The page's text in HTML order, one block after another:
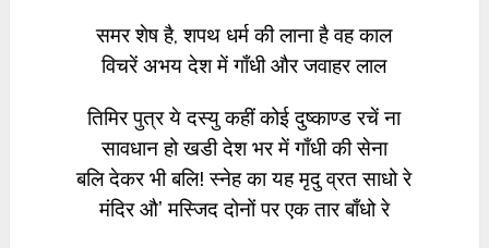
समर शेष है, शपथ धर्म की लाना है वह काल
विचरें अभय देश में गाँधी और जवाहर लाल
तिमिर पुत्र ये दस्यु कहीं कोई दुष्काण्ड रचें ना
सावधान हो खडी देश भर में गाँधी की सेना
बलि देकर भी बलि! स्नेह का यह मृदु व्रत साधो रे
मंदिर औ’ मस्जिद दोनों पर एक तार बाँधो रे